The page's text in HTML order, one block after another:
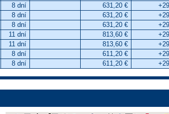
8 dní 631,20 €
8 dní 631,20 €
8 dní 631,20 €
11 dní 813,60 €
11 dní 813,60 €
8 dní 611,20 €
8 dní 611,20 €